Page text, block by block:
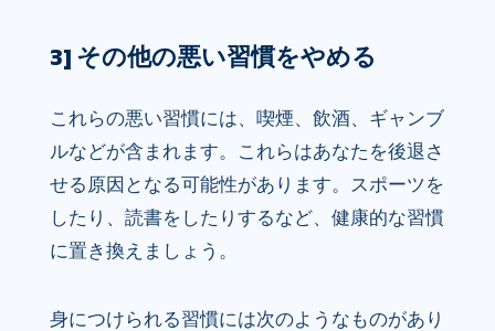
3] その他の悪い習慣をやめる
これらの悪い習慣には、喫煙、飲酒、ギャンブ
ルなどが含まれます。これらはあなたを後退さ
せる原因となる可能性があります。スポーツを
したり、読書をしたりするなど、健康的な習慣
に置き換えましょう。
身につけられる習慣には次のようなものがあり